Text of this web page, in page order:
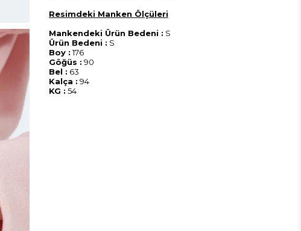
Resimdeki Manken Ölçüleri
Mankendeki Ürün Bedeni : S
Ürün Bedeni : S
Boy :176
Göğüs : 90
Bel : 63
Kalça : 94
KG : 54